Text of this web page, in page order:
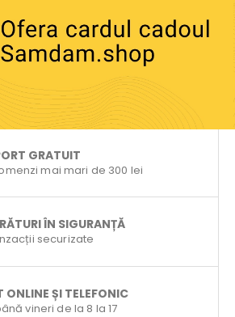
GRATUIT
mai mari de 300 lei
ÎN SIGURANȚĂ
securizate
ONLINE ȘI TELEFONIC
vineri de la 8 la 17